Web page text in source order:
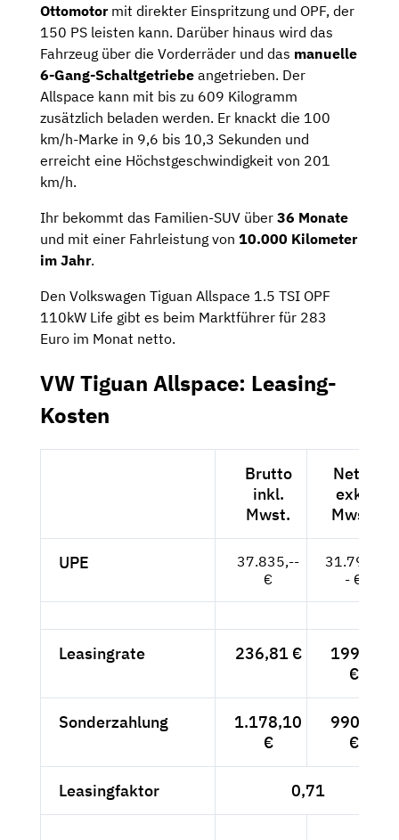
Ottomotormit direkter Einspritzung und OPF, der
150 PS leisten kann. Darüber hinaus wird das
Fahrzeug über die Vorderräder und das manuelle
6-Gang-Schaltgetriebe angetrieben. Der
Allspace kann mit bis zu 609 Kilogramm
zusätzlich beladen werden. Er knackt die 100
km/h-Marke in 9,6 bis 10,3 Sekunden und
erreicht eine Höchstgeschwindigkeit von 201
km/h.
Ihr bekommt das Familien-SUV über 36 Monate
und mit einer Fahrleistung von 10.000 Kilometer
im Jahr.
Den Volkswagen Tiguan Allspace 1.5 TSI OPF
110kW Life gibt es beim Marktführer für 283
Euro im Monat netto.
VW Tiguan Allspace: Leasing-
Kosten
Brutto
inkl.
Mwst.
Netto
exkl.
Mwst.
UPE
37.835,--
€
31.794,-
- €
Leasingrate 236,81 €
199,--
€
Sonderzahlung
1.178,10
€
990,--
€
Leasingfaktor 0,71